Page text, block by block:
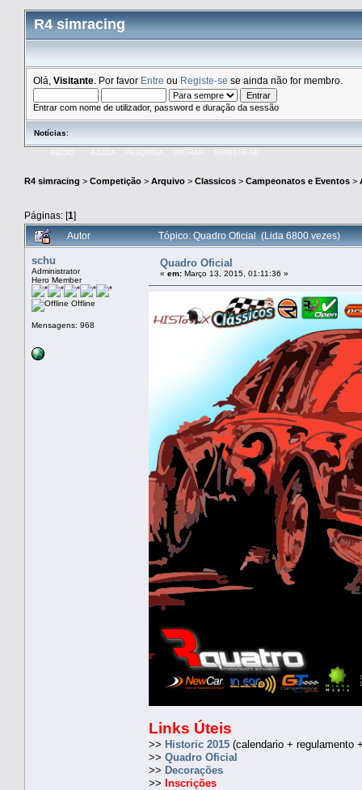
R4 simracing
Olá, Visitante . Por favor Entre ou Registe-se se ainda não for membro.
Entrar com nome de utilizador, password e duração da sessão
Notícias:
R4 simracing > Competição > Arquivo > Classicos > Campeonatos e Eventos >
Páginas: [1]
Autor
Tópico: Quadro Oficial (Lida 6800 vezes)
schu
Administrator
Hero Member
Offline
Mensagens: 968
Quadro Oficial
« em: Março 13, 2015, 01:11:36 »
Links Úteis
>> Historic 2015 (calendario + regulamento
>> Quadro Oficial
>> Decorações
>> Inscrições